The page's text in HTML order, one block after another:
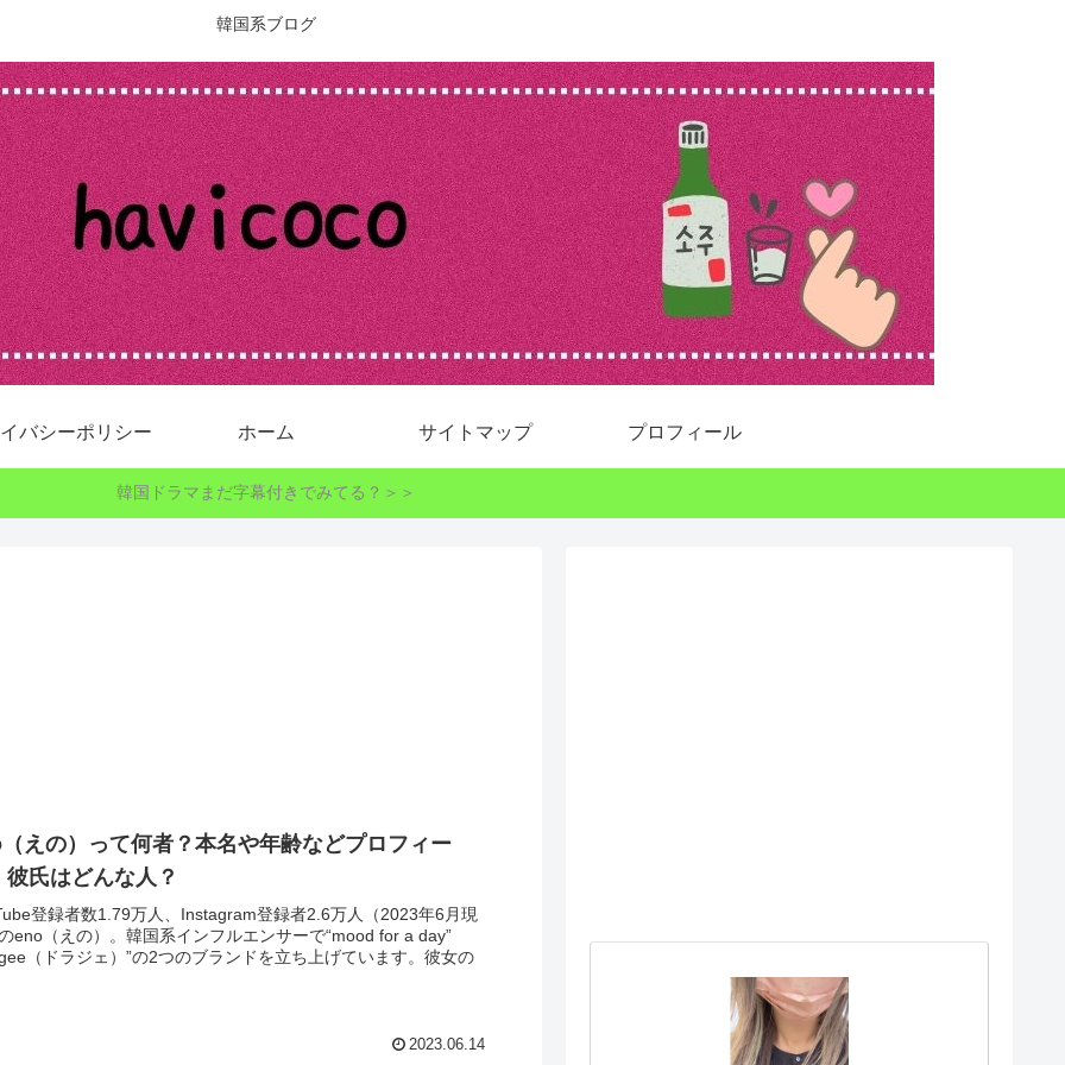
韓国系ブログ
バシーポリシー ホーム サイトマップ プロフィール
韓国ドラマまだ字幕付きでみてる？＞＞
えの）って何者？本名や年齢などプロフィー
彼氏はどんな人？
登録者数1.79万人、Instagram登録者2.6万人（2023年6月現
eno（えの）。韓国系インフルエンサーで“mood for a day”
（ドラジェ）”の2つのブランドを立ち上げています。彼女の
2023.06.14